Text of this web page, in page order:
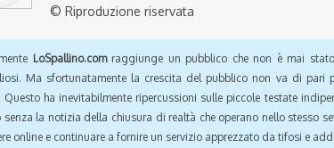
© Riproduzione riservata
LoSpallino.comraggiunge un pubblico che non è mai
Ma sfortunatamente la crescita del pubblico non va di pari
Questo ha inevitabilmente ripercussioni sulle piccole testate
senza la notizia della chiusura di realtà che operano nello stesso
online e continuare a fornire un servizio apprezzato da tifosi e